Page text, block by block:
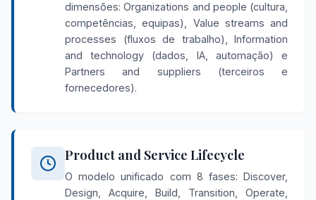
dimensões: Organizations and people (cultura,
competências, equipas), Value streams and
processes (fluxos de trabalho), Information
and technology (dados, IA, automação) e
Partners and suppliers (terceiros e
fornecedores).
Product and Service Lifecycle
O modelo unificado com 8 fases: Discover,
Design, Acquire, Build, Transition, Operate,